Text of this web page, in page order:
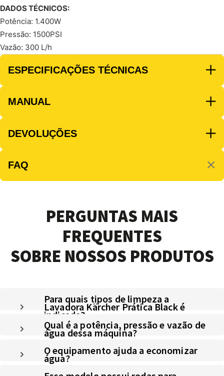
DADOS TÉCNICOS:
Potência: 1.400W
Pressão: 1500PSI
Vazão: 300 L/h
ESPECIFICAÇÕES TÉCNICAS
MANUAL
DEVOLUÇÕES
FAQ
PERGUNTAS MAIS
FREQUENTES
SOBRE NOSSOS PRODUTOS
Para quais tipos de limpeza a
Lavadora Kärcher Prática Black é
indicada?
Qual é a potência, pressão e vazão de
água dessa máquina?
O equipamento ajuda a economizar
água?